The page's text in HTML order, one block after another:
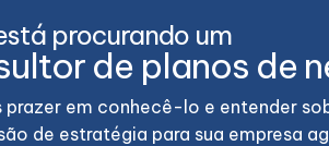
procurando um
de planos de
prazer em conhecê-lo e entender
de estratégia para sua empresa